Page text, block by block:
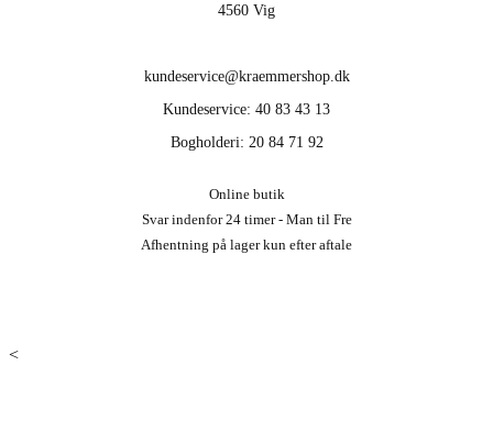
4560 Vig
kundeservice@kraemmershop.dk
Kundeservice: 40 83 43 13
Bogholderi: 20 84 71 92
Online butik
Svar indenfor 24 timer - Man til Fre
Afhentning på lager kun efter aftale
<